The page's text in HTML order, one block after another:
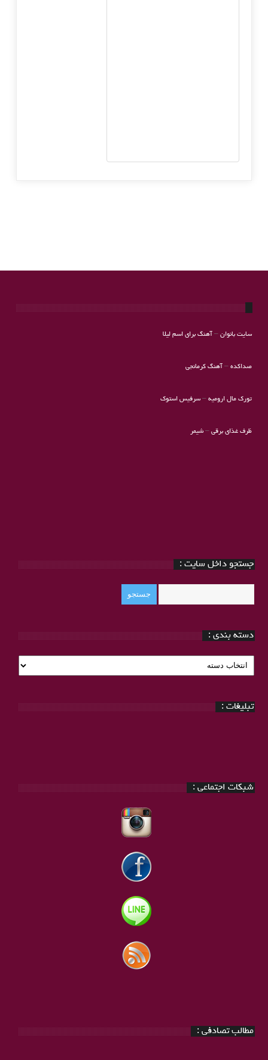
سایت بانوان– آهنگ برای اسم لیلا
صداکده– آهنگ کرمانجی
تورک مال ارومیه–سرفیس استوک
ظرف غذای برقی– شیمر
جستجو داخل سایت :
دسته بندی :
دسته
بندی
تبلیغات :
شبکات اجتماعی :
مطالب تصادفی :